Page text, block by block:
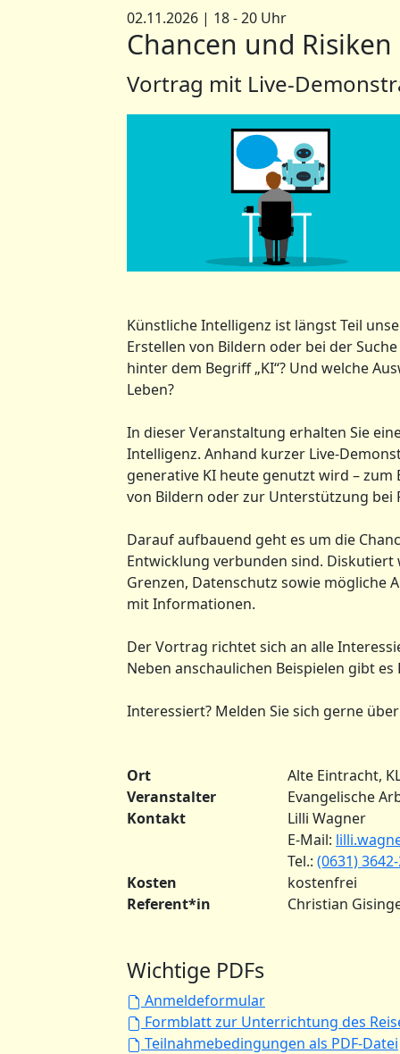
02.11.2026 | 18 - 20 Uhr
Chancen und
Vortrag mit Live-
Künstliche Intelligenz ist längst Teil
Erstellen von Bildern oder bei der
hinter dem Begriff „KI“? Und welche
Leben?
In dieser Veranstaltung erhalten Sie
Intelligenz. Anhand kurzer Live-
generative KI heute genutzt wird – zum
von Bildern oder zur Unterstützung bei
Darauf aufbauend geht es um die
Entwicklung verbunden sind.
Grenzen, Datenschutz sowie mögliche
mit Informationen.
Der Vortrag richtet sich an alle
Neben anschaulichen Beispielen gibt
Interessiert? Melden Sie sich gerne
Ort
Alte Eintracht,
Veranstalter
Evangelische
Kontakt
Lilli Wagner
E-Mail:
Tel.: (0631)
Kosten
kostenfrei
Referent*in
Christian
Wichtige PDFs
Anmeldeformular
Formblatt zur Unterrichtung des
Teilnahmebedingungen als PDF-Datei